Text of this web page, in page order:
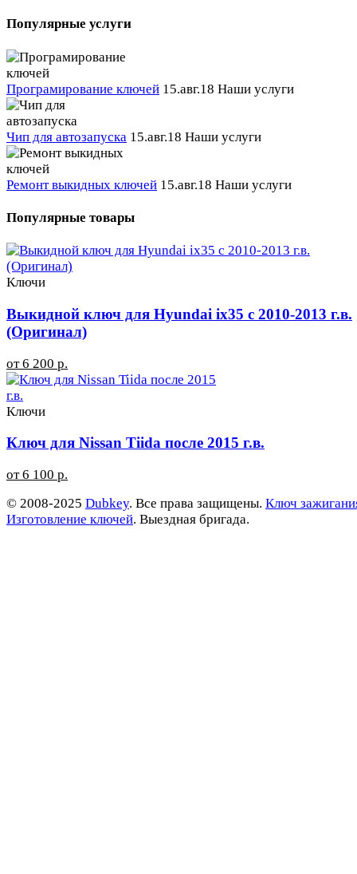
Популярные услуги
Програмирование ключей 15.авг.18 Наши услуги
Чип для автозапуска 15.авг.18 Наши услуги
Ремонт выкидных ключей 15.авг.18 Наши услуги
Популярные товары
Ключи
Выкидной ключ для Hyundai ix35 с 2010-2013 г.в.
(Оригинал)
от 6 200 р.
Ключи
Ключ для Nissan Tiida после 2015 г.в.
от 6 100 р.
© 2008-2025 Dubkey. Все права защищены. Ключ
Изготовление ключей. Выездная бригада.